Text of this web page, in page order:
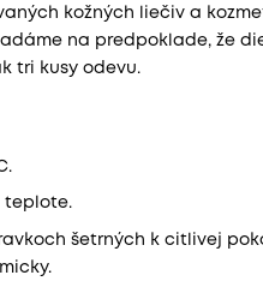
kožných liečiv a
na predpoklade, že
tri kusy odevu.
teplote.
šetrných k citlivej